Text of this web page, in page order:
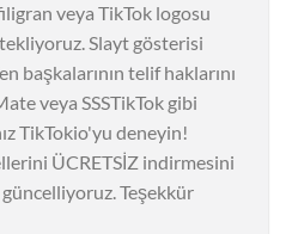
veya TikTok logosu
Slayt gösterisi
başkalarının telif haklarını
veya SSSTikTok gibi
TikTokio'yu deneyin!
ÜCRETSİZ indirmesini
Teşekkür